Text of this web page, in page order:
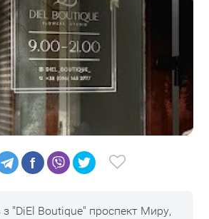
f
з "DiEl Boutique" проспект Миру,